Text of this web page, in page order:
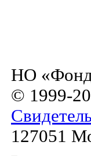
НО «Фонд
© 1999-
127051